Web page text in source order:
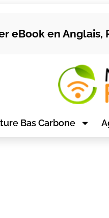
eBook en Anglais,
Bas Carbone